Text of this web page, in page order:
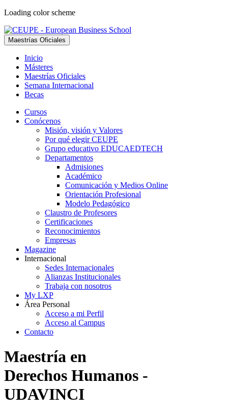
Loading color scheme
Maestrías Oficiales
Inicio
Másteres
Maestrías Oficiales
Semana Internacional
Becas
Cursos
Conócenos
Misión, visión y Valores
Por qué elegir CEUPE
Grupo educativo EDUCAEDTECH
Departamentos
Admisiones
Académico
Comunicación y Medios Online
Orientación Profesional
Modelo Pedagógico
Claustro de Profesores
Certificaciones
Reconocimientos
Empresas
Magazine
Internacional
Sedes Internacionales
Alianzas Institucionales
Trabaja con nosotros
My LXP
Área Personal
Acceso a mi Perfil
Acceso al Campus
Contacto
Maestría en
Derechos Humanos -
UDAVINCI